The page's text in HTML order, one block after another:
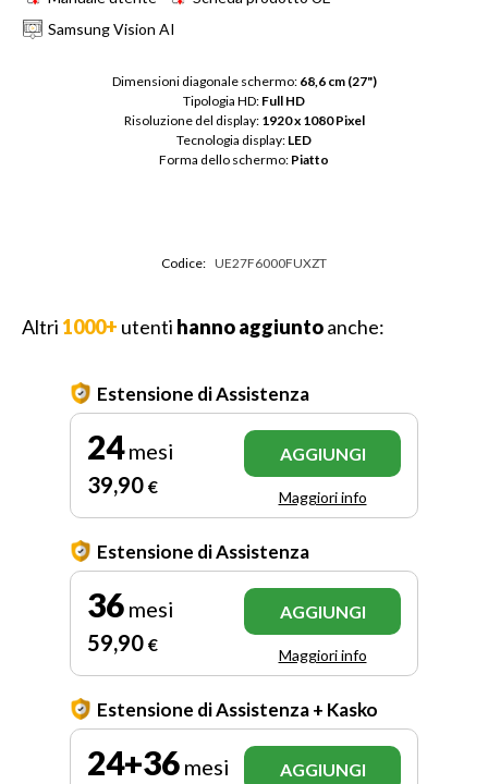
Samsung Vision AI
Dimensioni diagonale schermo: 68,6 cm (27")
Tipologia HD: Full HD
Risoluzione del display: 1920 x 1080 Pixel
Tecnologia display: LED
Forma dello schermo: Piatto
Codice: UE27F6000FUXZT
Altri 1000+ utenti hanno aggiuntoanche:
Estensione di Assistenza
24mesi
39,90 €
AGGIUNGI
Maggiori info
Estensione di Assistenza
36 mesi
59,90 €
AGGIUNGI
Maggiori info
Estensione di Assistenza + Kasko
24+36 mesi
AGGIUNGI